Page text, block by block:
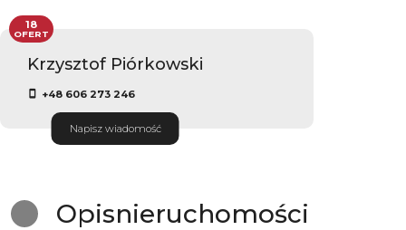
Krzysztof Piórkowski
+48 606 273 246
Napisz wiadomość
18
OFERT
Opisnieruchomości